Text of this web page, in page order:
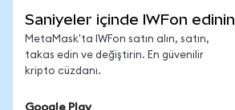
Saniyeler içinde IWFon edinin
MetaMask'ta IWFon satın alın, satın,
takas edin ve değiştirin. En güvenilir
kripto cüzdanı.
Google Play